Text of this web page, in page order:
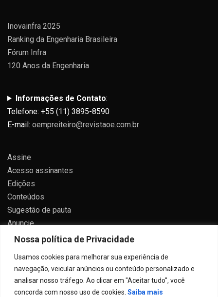
Nossa política de Privacidade
Usamos cookies para melhorar sua experiência de
navegação, veicular anúncios ou conteúdo personalizado e
analisar nosso tráfego. Ao clicar em "Aceitar tudo", você
concorda com nosso uso de cookies. Saiba mais
Inovainfra 2025
Ranking da Engenharia Brasileira
Fórum Infra
120 Anos da Engenharia
Informações de Contato:
Telefone: +55 (11) 3895-8590
E-mail: oempreiteiro@revistaoe.com.br
Assine
Acesso assinantes
Edições
Conteúdos
Sugestão de pauta
Anuncie
Contato